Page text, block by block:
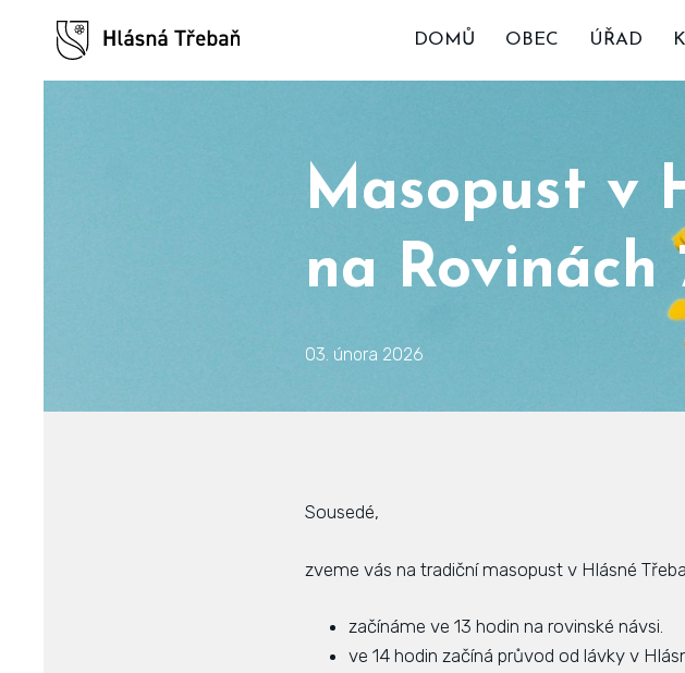
DOMŮ OBEC ÚŘAD
Masopust v
na Rovinách
03. února 2026
Sousedé,
zveme vás na tradiční masopust v Hlásné
začínáme ve 13 hodin na rovinské návsi.
ve 14 hodin začíná průvod od lávky v